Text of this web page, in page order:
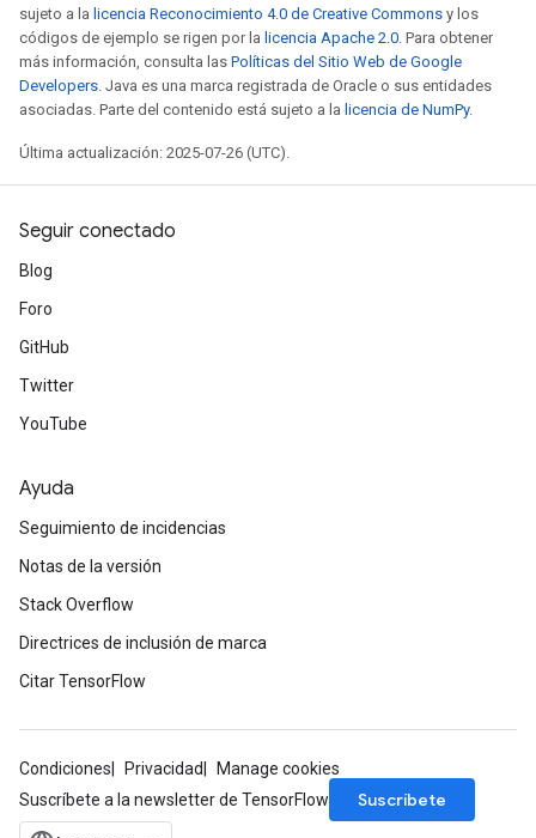
sujeto a la licencia Reconocimiento 4.0 de Creative Commons y los
códigos de ejemplo se rigen por la licencia Apache 2.0. Para obtener
más información, consulta las Políticas del Sitio Web de Google
Developers. Java es una marca registrada de Oracle o sus entidades
asociadas. Parte del contenido está sujeto a la licencia de NumPy.
Última actualización: 2025-07-26 (UTC).
Seguir conectado
Blog
Foro
GitHub
Twitter
YouTube
Ayuda
Seguimiento de incidencias
Notas de la versión
Stack Overflow
Directrices de inclusión de marca
Citar TensorFlow
Condiciones Privacidad
Manage cookies
Suscríbete a la newsletter de TensorFlow
Suscríbete